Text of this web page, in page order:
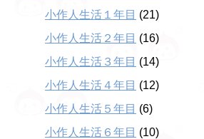
小作人生活１年目 (21)
小作人生活２年目 (16)
小作人生活３年目 (14)
小作人生活４年目 (12)
小作人生活５年目 (6)
小作人生活６年目 (10)